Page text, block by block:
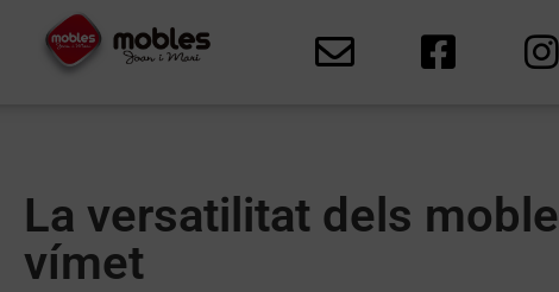
La versatilitat dels
vímet